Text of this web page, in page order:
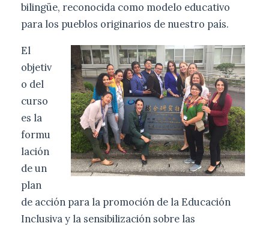
bilingüe, reconocida como modelo educativo
para los pueblos originarios de nuestro país.
El
objetiv
o del
curso
es la
formu
lación
de un
plan
de acción para la promoción de la Educación
Inclusiva y la sensibilización sobre las